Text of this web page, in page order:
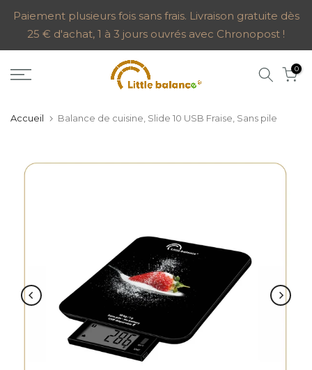
Aller
contenu
Paiement plusieurs fois sans frais. Livraison gratuite dès
25 € d'achat, 1 à 3 jours ouvrés avec Chronopost !
0
Accueil Balance de cuisine, Slide 10 USB Fraise, Sans pile